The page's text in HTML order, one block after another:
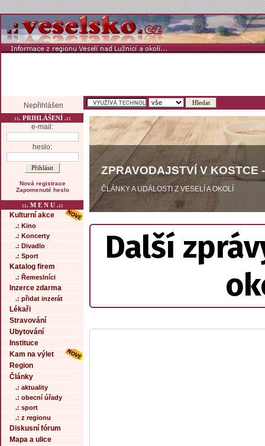
Nepřihlášen
::. PRIHLÁŠENÍ .::
e-mail:
heslo:
Nová registrace
Zapomenuté heslo
::. M E N U .::
Kulturní akce
.: Kino
.: Koncerty
.: Divadlo
.: Sport
Katalog firem
.: Řemeslníci
Inzerce zdarma
.: přidat inzerát
Lékaři
Stravování
Ubytování
Instituce
Kam na výlet
Region
Články
.: aktuality
.: obecní úřady
.: sport
.: z regionu
Diskusní fórum
Mapa a ulice
ZPRAVODAJSTVÍ V KOSTCE
ČLÁNKY A UDÁLOSTI Z VESELÍ A OKOLÍ
Další